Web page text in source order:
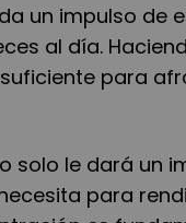
un impulso de
al día.
para
solo le dará un
para